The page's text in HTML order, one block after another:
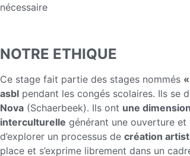
nécessaire
NOTRE ETHIQUE
Ce stage fait partie des stages nommés
asbl pendant les congés scolaires. Ils se
Nova (Schaerbeek). Ils ont une
interculturelle générant une ouverture et
d’explorer un processus de création
place et s’exprime librement dans un